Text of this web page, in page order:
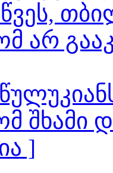
არ
შხამი
]